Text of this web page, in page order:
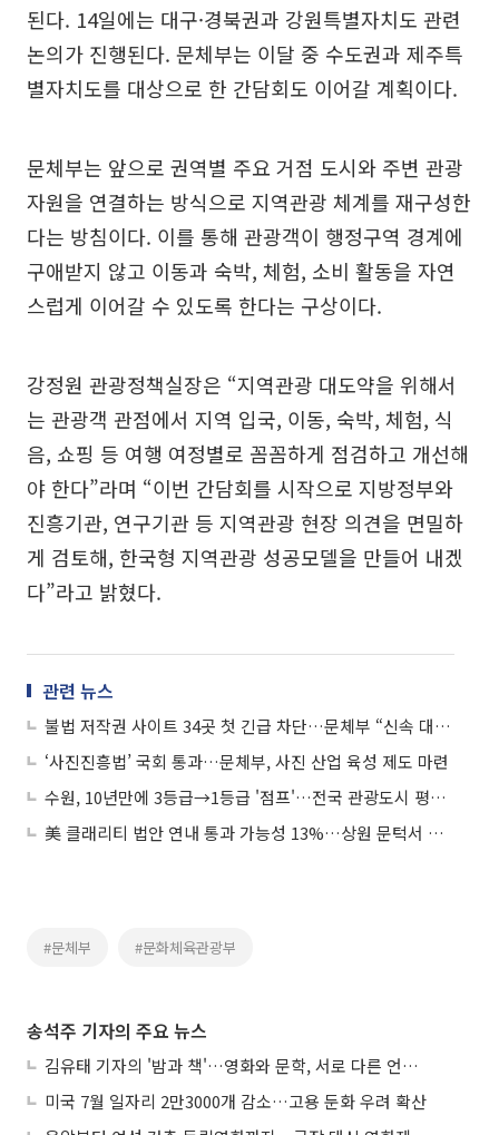
된다. 14일에는 대구·경북권과 강원특별자치도 관련
논의가 진행된다. 문체부는 이달 중 수도권과 제주특
별자치도를 대상으로 한 간담회도 이어갈 계획이다.
문체부는 앞으로 권역별 주요 거점 도시와 주변 관광
자원을 연결하는 방식으로 지역관광 체계를 재구성한
다는 방침이다. 이를 통해 관광객이 행정구역 경계에
구애받지 않고 이동과 숙박, 체험, 소비 활동을 자연
스럽게 이어갈 수 있도록 한다는 구상이다.
강정원 관광정책실장은 “지역관광 대도약을 위해서
는 관광객 관점에서 지역 입국, 이동, 숙박, 체험, 식
음, 쇼핑 등 여행 여정별로 꼼꼼하게 점검하고 개선해
야 한다”라며 “이번 간담회를 시작으로 지방정부와
진흥기관, 연구기관 등 지역관광 현장 의견을 면밀하
게 검토해, 한국형 지역관광 성공모델을 만들어 내겠
다”라고 밝혔다.
관련 뉴스
불법 저작권 사이트 34곳 첫 긴급 차단…문체부 “신속 대응 강화”
‘사진진흥법’ 국회 통과…문체부, 사진 산업 육성 제도 마련
수원, 10년만에 3등급→1등급 '점프'…전국 관광도시 평가 처음으로 정상 찍었다
美 클래리티 법안 연내 통과 가능성 13%…상원 문턱서 제동
#문체부 #문화체육관광부
송석주 기자의 주요 뉴스
김유태 기자의 '밤과 책'…영화와 문학, 서로 다른 언어를 읽다
미국 7월 일자리 2만3000개 감소…고용 둔화 우려 확산